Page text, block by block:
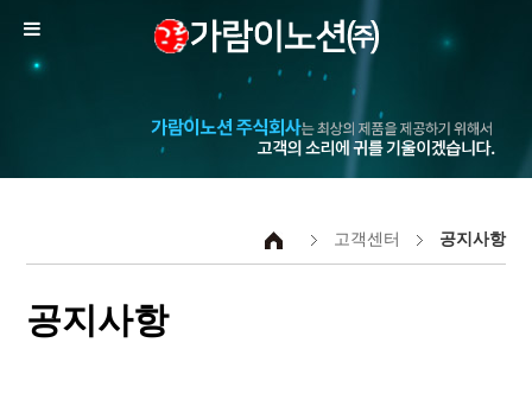
고객센터 공지사항
공지사항